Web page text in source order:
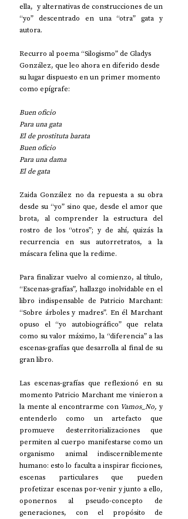
ella,  y alternativas de construcciones de un
“yo” descentrado en una “otra” gata y
autora.
Recurro al poema “Silogismo” de Gladys
González, que leo ahora en diferido desde
su lugar dispuesto en un primer momento
como epígrafe:
Buen oficio
Para una gata
El de prostituta barata
Buen oficio
Para una dama
El de gata
Zaida González no da repuesta a su obra
desde su “yo” sino que, desde el amor que
brota, al comprender la estructura del
rostro de los “otros”; y de ahí, quizás la
recurrencia en sus autorretratos, a la
máscara felina que la redime.
Para finalizar vuelvo al comienzo, al título,
“Escenas-grafías”, hallazgo inolvidable en el
libro indispensable de Patricio Marchant:
“Sobre árboles y madres”. En él Marchant
opuso el “yo autobiográfico” que relata
como su valor máximo, la “diferencia” a las
escenas-grafías que desarrolla al final de su
gran libro.
Las escenas-grafías que reflexionó en su
momento Patricio Marchant me vinieron a
la mente al encontrarme con Vamos_No, y
entenderlo como un artefacto que
promueve desterritorializaciones que
permiten al cuerpo manifestarse como un
organismo animal indiscerniblemente
humano: esto lo faculta a inspirar ficciones,
escenas particulares que pueden
profetizar escenas por-venir y junto a ello,
oponernos al pseudo-concepto de
generaciones, con el propósito de